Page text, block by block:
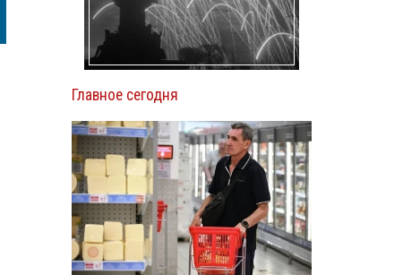
Главное сегодня